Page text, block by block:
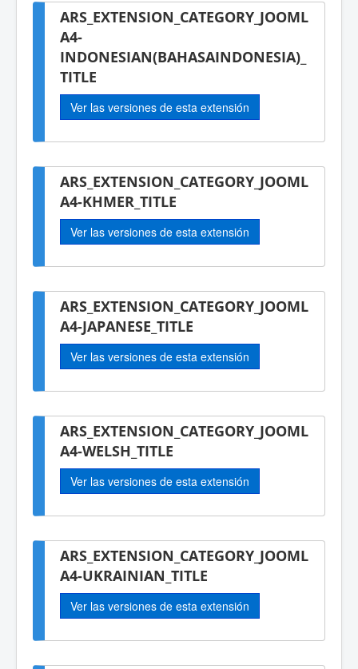
ARS_EXTENSION_CATEGORY_JOOML
A4-
INDONESIAN(BAHASAINDONESIA)_
TITLE
Ver las versiones de esta extensión
ARS_EXTENSION_CATEGORY_JOOML
A4-KHMER_TITLE
Ver las versiones de esta extensión
ARS_EXTENSION_CATEGORY_JOOML
A4-JAPANESE_TITLE
Ver las versiones de esta extensión
ARS_EXTENSION_CATEGORY_JOOML
A4-WELSH_TITLE
Ver las versiones de esta extensión
ARS_EXTENSION_CATEGORY_JOOML
A4-UKRAINIAN_TITLE
Ver las versiones de esta extensión